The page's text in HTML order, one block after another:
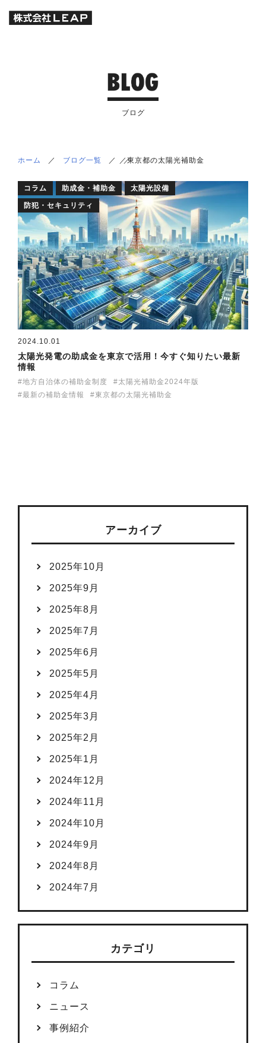
ブログ
ホーム ／ ブログ一覧 ／ ／
／東京都の太陽光補助金
コラム 助成金・補助金 太陽光設備
防犯・セキュリティ
2024.10.01
太陽光発電の助成金を東京で活用！今すぐ知りたい最新
情報
地方自治体の補助金制度
太陽光補助金2024年版
最新の補助金情報
東京都の太陽光補助金
アーカイブ
2025年10月
2025年9月
2025年8月
2025年7月
2025年6月
2025年5月
2025年4月
2025年3月
2025年2月
2025年1月
2024年12月
2024年11月
2024年10月
2024年9月
2024年8月
2024年7月
カテゴリ
コラム
ニュース
事例紹介